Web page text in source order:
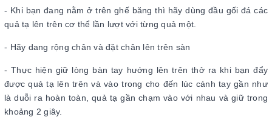
- Khi bạn đang nằm ở trên ghế băng thì hãy dùng đầu gối đá các
quả tạ lên trên cơ thể lần lượt với từng quả một.
- Hãy dang rộng chân và đặt chân lên trên sàn
- Thực hiện giữ lòng bàn tay hướng lên trên thở ra khi bạn đẩy
được quả tạ lên trên và vào trong cho đến lúc cánh tay gần như
là duỗi ra hoàn toàn, quả tạ gần chạm vào với nhau và giữ trong
khoảng 2 giây.